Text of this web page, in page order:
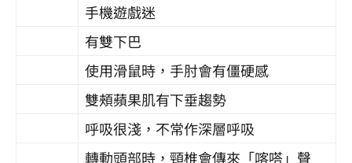
手機遊戲迷
有雙下巴
使用滑鼠時，手肘會有僵硬感
雙頰蘋果肌有下垂趨勢
呼吸很淺，不常作深層呼吸
轉動頭部時，頸椎會傳來「喀嗒」聲